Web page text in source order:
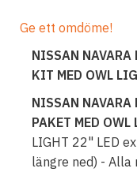
Ge ett omdöme!
NISSAN NAVARA
KIT MED OWL
NISSAN NAVARA
PAKET MED OWL
LIGHT 22" LED
längre ned) - Alla